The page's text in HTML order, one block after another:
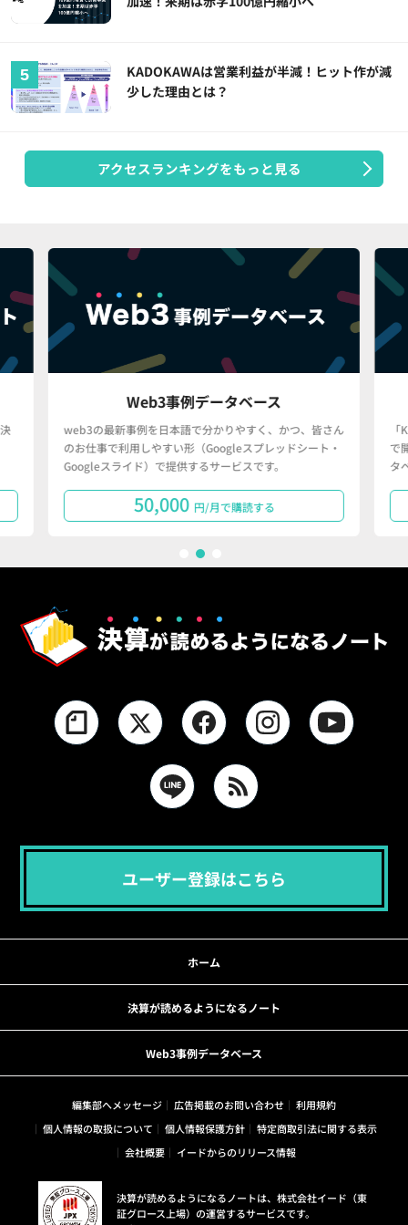
KADOKAWAは営業利益が半減！ヒット作が減
少した理由とは？
アクセスランキングをもっと見る
Web3事例データベース
web3の最新事例を日本語で分かりやすく、かつ、皆さん
のお仕事で利用しやすい形（Googleスプレッドシート・
Googleスライド）で提供するサービスです。
50,000 円/月で購読する
で
タ
ユーザー登録はこちら
ホーム
決算が読めるようになるノート
Web3事例データベース
編集部へメッセージ 広告掲載のお問い合わせ
利用規約
個人情報の取扱について
個人情報保護方針
特定商取引法に関する表示
会社概要
イードからのリリース情報
決算が読めるようになるノートは、株式会社イード（東
証グロース上場）の運営するサービスです。